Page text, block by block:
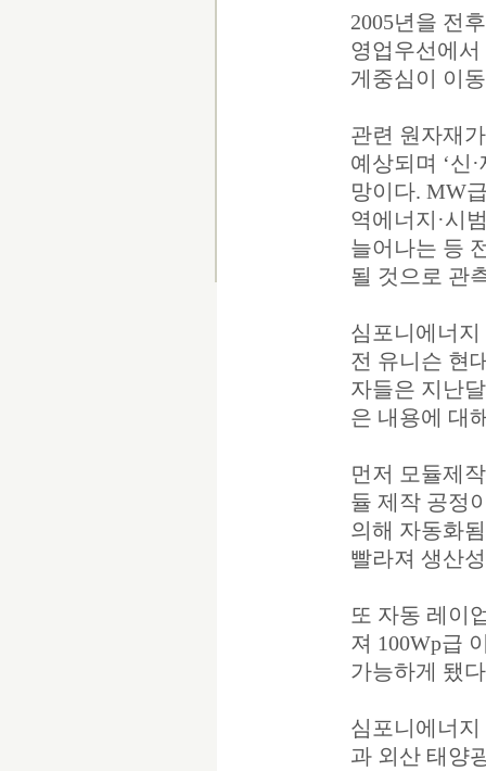
2005년을 전
영업우선에
게중심이 이
관련 원자재
예상되며 ‘신
망이다. MW
역에너지·시
늘어나는 등
될 것으로 관
심포니에너
전 유니슨 현
자들은 지난
은 내용에 대
먼저 모듈제
듈 제작 공정
의해 자동화
빨라져 생산
또 자동 레이
져 100Wp급
가능하게 됐
심포니에너
과 외산 태양